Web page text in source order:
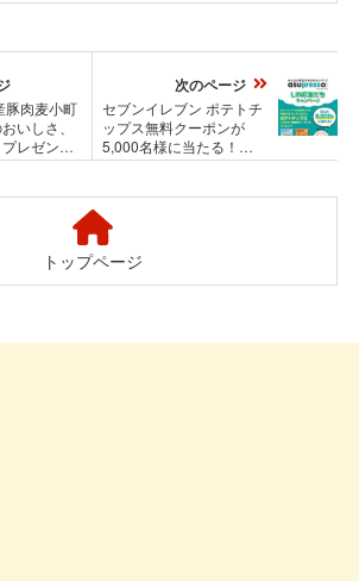
豚肉麦小町
いしさ、
レゼント
麦小町で
ッピー
次のページ
セブンイレブン ポテトチ
ップス無料クーポンが
5,000名様に当たる！
asupresso(アスプレッソ)
トップページ